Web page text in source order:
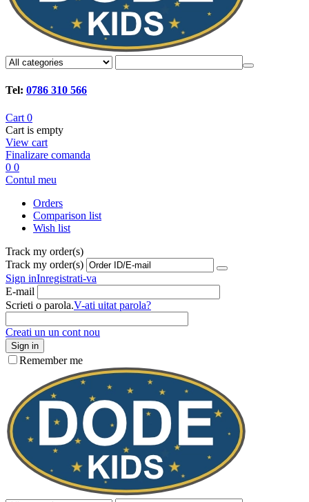
Tel: 0786 310 566
Cart 0
Cart is empty
View cart
Finalizare comanda
0 0
Contul meu
Orders
Comparison list
Wish list
Track my order(s)
Track my order(s)
Sign inInregistrati-va
E-mail
Scrieti o parola.V-ati uitat parola?
Creati un un cont nou
Sign in
Remember me